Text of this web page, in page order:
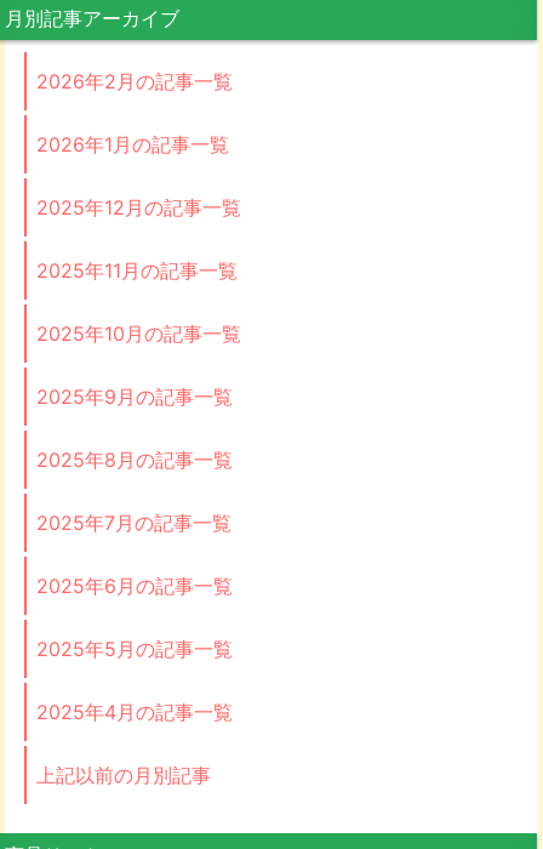
月別記事アーカイブ
2026年2月の記事一覧
2026年1月の記事一覧
2025年12月の記事一覧
2025年11月の記事一覧
2025年10月の記事一覧
2025年9月の記事一覧
2025年8月の記事一覧
2025年7月の記事一覧
2025年6月の記事一覧
2025年5月の記事一覧
2025年4月の記事一覧
上記以前の月別記事